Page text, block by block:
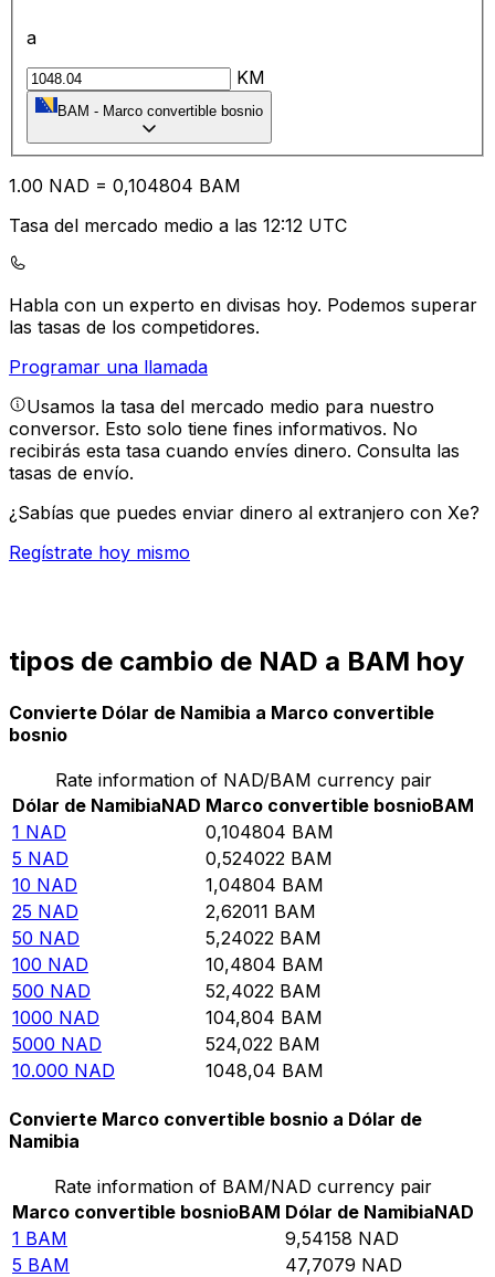
a
KM
BAM - Marco convertible bosnio
1.00 NAD = 0,104804 BAM
Tasa del mercado medio a las 12:12 UTC
Habla con un experto en divisas hoy. Podemos superar
las tasas de los competidores.
Programar una llamada
Usamos la tasa del mercado medio para nuestro
conversor. Esto solo tiene fines informativos. No
recibirás esta tasa cuando envíes dinero. Consulta las
tasas de envío.
¿Sabías que puedes enviar dinero al extranjero con Xe?
Regístrate hoy mismo
tipos de cambio de NAD a BAM hoy
Convierte Dólar de Namibia a Marco convertible
bosnio
Rate information of NAD/BAM currency pair
Dólar de NamibiaNAD Marco convertible bosnioBAM
1 NAD 0,104804 BAM
5 NAD 0,524022 BAM
10 NAD 1,04804 BAM
25 NAD 2,62011 BAM
50 NAD 5,24022 BAM
100 NAD 10,4804 BAM
500 NAD 52,4022 BAM
1000 NAD 104,804 BAM
5000 NAD 524,022 BAM
10.000 NAD 1048,04 BAM
Convierte Marco convertible bosnio a Dólar de
Namibia
Rate information of BAM/NAD currency pair
Marco convertible bosnioBAM Dólar de NamibiaNAD
1 BAM 9,54158 NAD
5 BAM 47,7079 NAD